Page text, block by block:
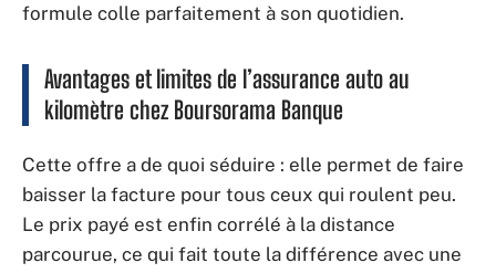
formule colle parfaitement à son quotidien.
Avantages et limites de l’assurance auto au
kilomètre chez Boursorama Banque
Cette offre a de quoi séduire : elle permet de faire
baisser la facture pour tous ceux qui roulent peu.
Le prix payé est enfin corrélé à la distance
parcourue, ce qui fait toute la différence avec une